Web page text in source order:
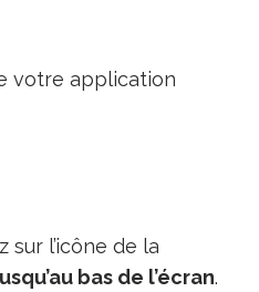
votre application
sur l’icône de la
bas de l’écran.